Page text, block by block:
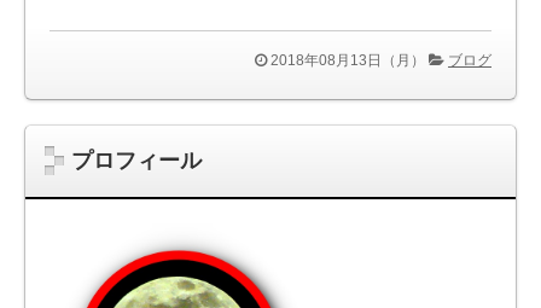
2018年08月13日（月） ブログ
プロフィール